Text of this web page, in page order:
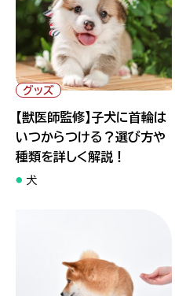
" alt="【獣医師監修】子犬に首
輪はいつからつける？選び方や
種類を詳しく解説！">
グッズ
【獣医師監修】子犬に首輪は
いつからつける？選び方や
種類を詳しく解説！
犬